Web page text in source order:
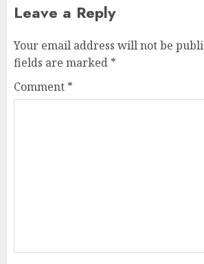
Leave a Reply
Your email address will not be
fields are marked *
Comment *